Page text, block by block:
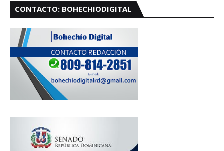
CONTACTO: BOHECHIODIGITAL